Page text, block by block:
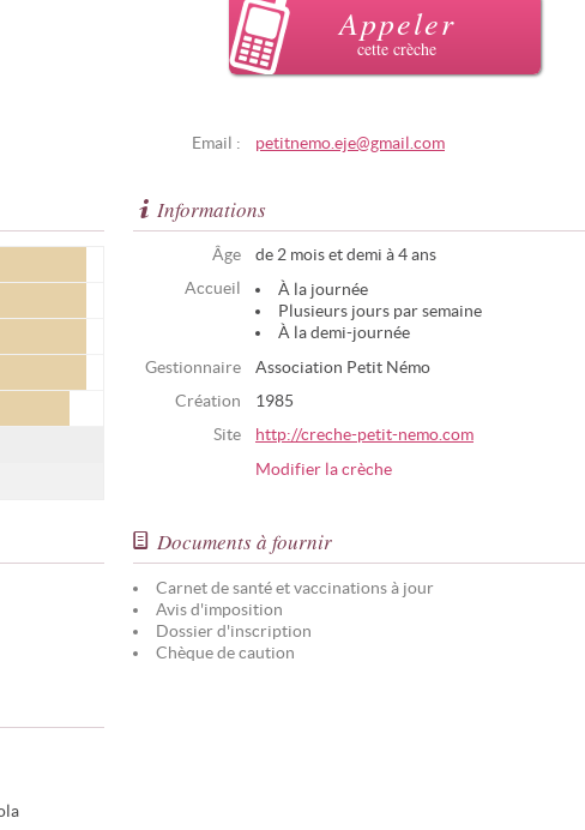
Appeler
cette crèche
Email : petitnemo.eje@gmail.com
Informations
Âge
de 2 mois et demi à 4 ans
Accueil
À la journée
Plusieurs jours par semaine
À la demi-journée
Gestionnaire
Association Petit Némo
Création
1985
Site
http://creche-petit-nemo.com
Modifier la crèche
Documents à fournir
Carnet de santé et vaccinations à jour
Avis d'imposition
Dossier d'inscription
Chèque de caution